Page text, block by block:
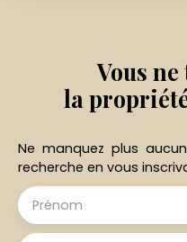
Vous
la
Ne manquez plus
recherche en vous
Prénom